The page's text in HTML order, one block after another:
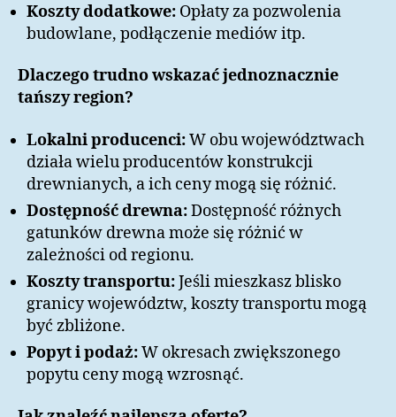
Koszty dodatkowe: Opłaty za pozwolenia
budowlane, podłączenie mediów itp.
Dlaczego trudno wskazać jednoznacznie
tańszy region?
Lokalni producenci:W obu województwach
działa wielu producentów konstrukcji
drewnianych, a ich ceny mogą się różnić.
Dostępność drewna:Dostępność różnych
gatunków drewna może się różnić w
zależności od regionu.
Koszty transportu:Jeśli mieszkasz blisko
granicy województw, koszty transportu mogą
być zbliżone.
Popyt i podaż:W okresach zwiększonego
popytu ceny mogą wzrosnąć.